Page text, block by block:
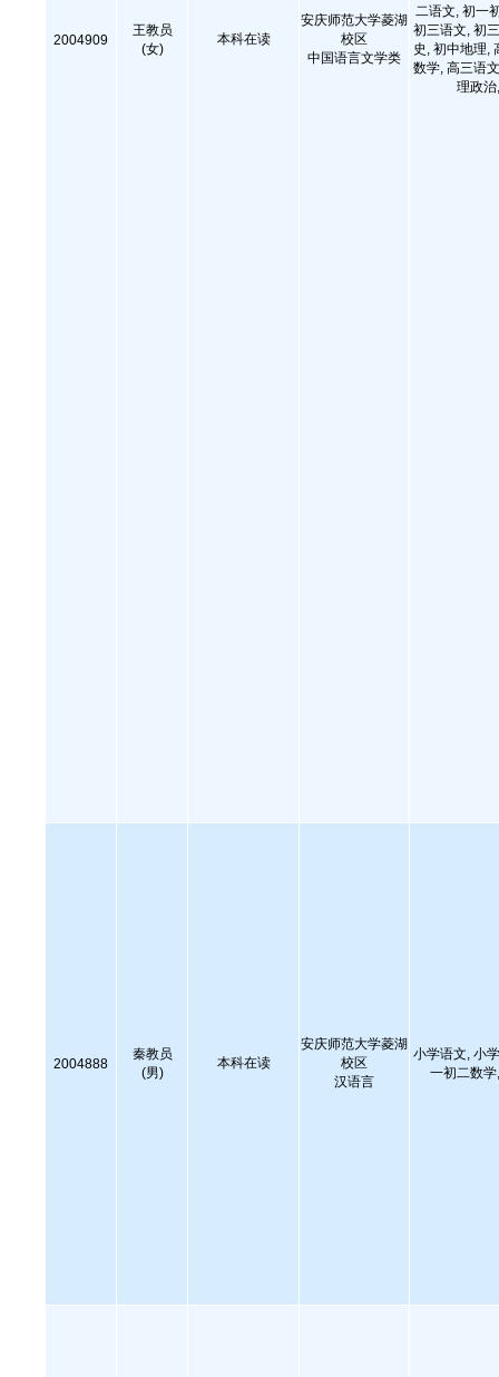
2004909
王教员
(女)
本科在读
安庆师范大学菱湖
校区
中国语言文学类
二语文, 初一
初三语文, 初
史, 初中地理,
数学, 高三语
理政
2004888
秦教员
(男)
本科在读
安庆师范大学菱湖
校区
汉语言
小学语文, 小
一初二数